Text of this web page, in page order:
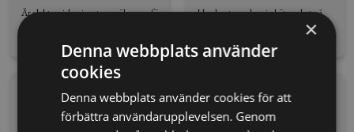
Är elektroniska signaturer säkra nog för
ditt företag?
Ladda ned
Hur hanterar du misskötsamhet på
Ladda ned
Entreprenadrätt
Guide – Spegling av
kontrakt i entreprenad
lathund
Guide – Vad du kan
göra om en kund inte
×
Denna webbplats använder
cookies
Denna webbplats använder cookies för att
förbättra användarupplevelsen. Genom